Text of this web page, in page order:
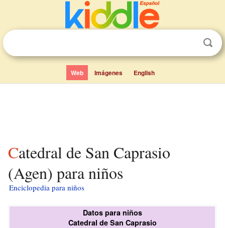
Web Imágenes English
Catedral de San Caprasio
(Agen) para niños
Enciclopedia para niños
Datos para niños
Catedral de San Caprasio